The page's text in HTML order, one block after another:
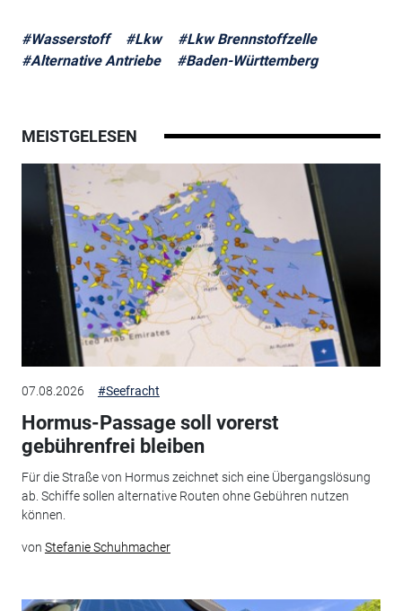
#Wasserstoff #Lkw
#Lkw Brennstoffzelle
#Alternative Antriebe
#Baden-Württemberg
MEISTGELESEN
07.08.2026 #Seefracht
Hormus-Passage soll vorerst
gebührenfrei bleiben
Für die Straße von Hormus zeichnet sich eine Übergangslösung
ab. Schiffe sollen alternative Routen ohne Gebühren nutzen
können.
von Stefanie Schuhmacher